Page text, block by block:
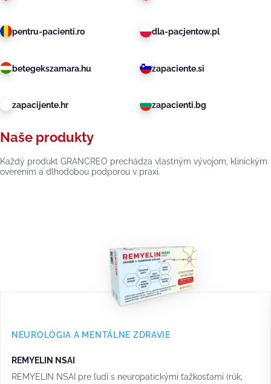
pentru-pacienti.ro dla-pacjentow.pl
betegekszamara.hu zapaciente.si
zapacijente.hr zapacienti.bg
Naše produkty
Každý produkt GRANCREO prechádza vlastným vývojom, klinickým
overením a dlhodobou podporou v praxi.
NEUROLÓGIA A MENTÁLNE ZDRAVIE
REMYELIN NSAI
REMYELIN NSAI pre ľudí s neuropatickými ťažkosťami (rúk,